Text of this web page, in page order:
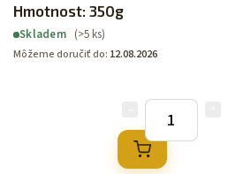
Hmotnost: 350g
Skladem (>5 ks)
Môžeme doručiť do: 12.08.2026